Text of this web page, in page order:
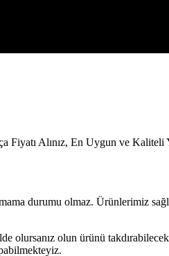
Fiyatı Alınız, En Uygun ve
durumu olmaz. Ürünlerimiz
olun ürünü takdırabilecek